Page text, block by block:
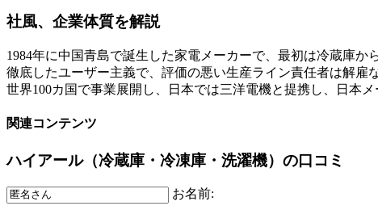
社風、企業体質を解説
1984年に中国青島で誕生した家電メーカーで、最初は冷蔵庫か
徹底したユーザー主義で、評価の悪い生産ライン責任者は解雇
世界100カ国で事業展開し、日本では三洋電機と提携し、日本
関連コンテンツ
ハイアール（冷蔵庫・冷凍庫・洗濯機）の口コミ
お名前: